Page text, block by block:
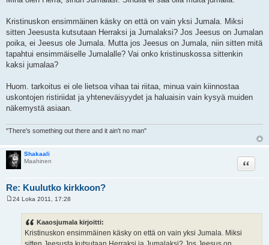
Kristinuskon ensimmäinen käsky on että on vain yksi Jumala. Miksi
sitten Jeesusta kutsutaan Herraksi ja Jumalaksi? Jos Jeesus on Jumalan
poika, ei Jeesus ole Jumala. Mutta jos Jeesus on Jumala, niin sitten mitä
tapahtui ensimmäiselle Jumalalle? Vai onko kristinuskossa sittenkin
kaksi jumalaa?
Huom. tarkoitus ei ole lietsoa vihaa tai riitaa, minua vain kiinnostaa
uskontojen ristiriidat ja yhteneväisyydet ja haluaisin vain kysyä muiden
näkemystä asiaan.
"There's something out there and it ain't no man"
Shakaali
Maahinen
Re: Kuulutko kirkkoon?
Lainaa
24 Loka 2011, 17:28
Kaaosjumala kirjoitti:
Kristinuskon ensimmäinen käsky on että on vain yksi Jumala. Miksi